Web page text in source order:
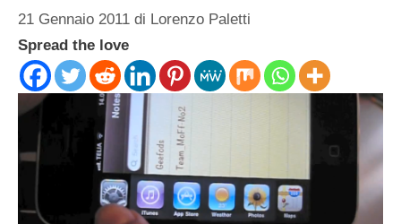
21 Gennaio 2011 di Lorenzo Paletti
Spread the love